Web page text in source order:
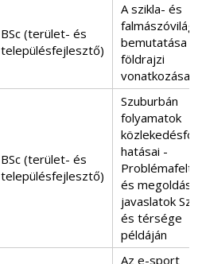
BSc (terület- és
településfejlesztő)
A szikla- és
falmászóvilág
bemutatása
földrajzi
vonatkozásaik
BSc (terület- és
településfejlesztő)
Szuburbán
folyamatok
hatásai -
és megoldási
javaslatok
és térsége
példáján
Az e-sport